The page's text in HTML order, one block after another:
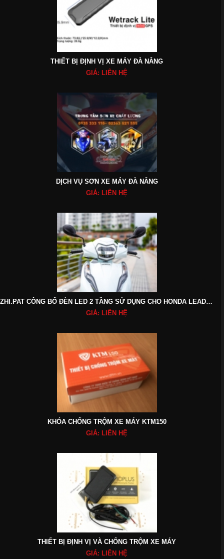
THIẾT BỊ ĐỊNH VỊ XE MÁY ĐÀ NẴNG
GIÁ: LIÊN HỆ
DỊCH VỤ SƠN XE MÁY ĐÀ NẴNG
GIÁ: LIÊN HỆ
ZHI.PAT CÔNG BỐ ĐÈN LED 2 TẦNG SỬ DỤNG CHO HONDA LEAD 2017-2018
GIÁ: LIÊN HỆ
KHÓA CHỐNG TRỘM XE MÁY KTM150
GIÁ: LIÊN HỆ
THIẾT BỊ ĐỊNH VỊ VÀ CHỐNG TRỘM XE MÁY
GIÁ: LIÊN HỆ